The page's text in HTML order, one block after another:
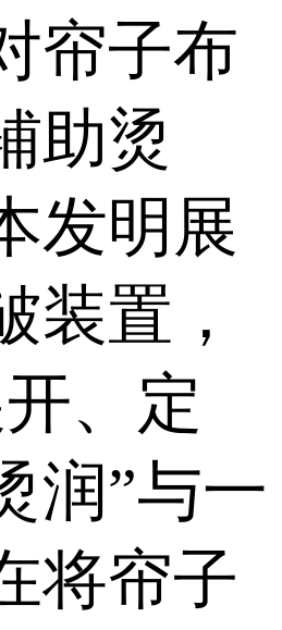
帘子布
助烫
发明展
装置，
、定
润”与一
将帘子